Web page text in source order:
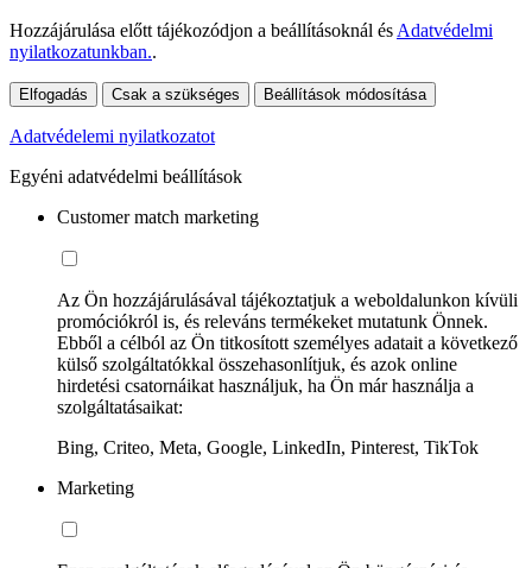
Hozzájárulása előtt tájékozódjon a beállításoknál és Adatvédelmi
nyilatkozatunkban..
Elfogadás Csak a szükséges Beállítások módosítása
Adatvédelemi nyilatkozatot
Egyéni adatvédelmi beállítások
Customer match marketing
Az Ön hozzájárulásával tájékoztatjuk a weboldalunkon kívüli
promóciókról is, és releváns termékeket mutatunk Önnek.
Ebből a célból az Ön titkosított személyes adatait a következő
külső szolgáltatókkal összehasonlítjuk, és azok online
hirdetési csatornáikat használjuk, ha Ön már használja a
szolgáltatásaikat:
Bing, Criteo, Meta, Google, LinkedIn, Pinterest, TikTok
Marketing